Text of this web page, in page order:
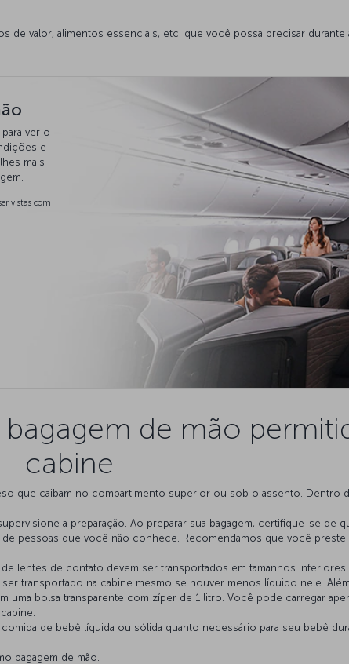
de valor, alimentos essenciais, etc. que você possa precisar durante
ver o
e
mais
vistas com
de mão
cabine
que caibam no compartimento superior ou sob o assento. Dentro
a preparação. Ao preparar sua bagagem, certifique-se de
pessoas que você não conhece. Recomendamos que você
lentes de contato devem ser transportados em tamanhos inferiores
transportado na cabine mesmo se houver menos líquido nele.
bolsa transparente com zíper de 1 litro. Você pode carregar
de bebê líquida ou sólida quanto necessário para seu bebê
bagagem de mão.